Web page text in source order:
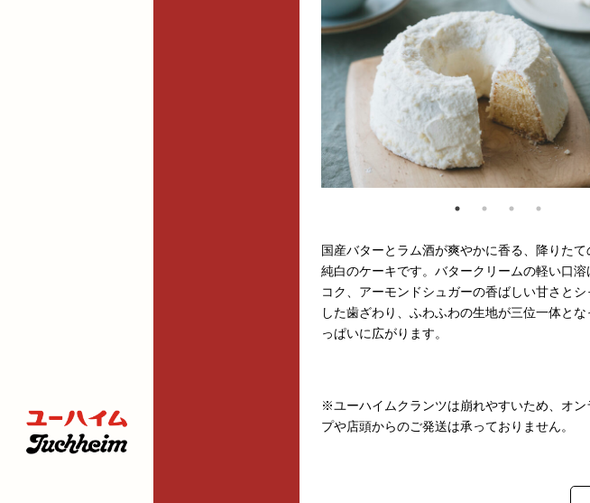
国産バターとラム酒が爽やかに香る、降りたて
純白のケーキです。バタークリームの軽い口溶
コク、アーモンドシュガーの香ばしい甘さとシ
した歯ざわり、ふわふわの生地が三位一体と
っぱいに広がります。
※ユーハイムクランツは崩れやすいため、オン
プや店頭からのご発送は承っておりません。